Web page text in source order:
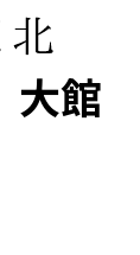
大館